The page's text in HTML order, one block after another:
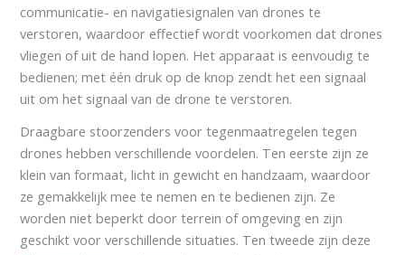
communicatie- en navigatiesignalen van drones te
verstoren, waardoor effectief wordt voorkomen dat drones
vliegen of uit de hand lopen. Het apparaat is eenvoudig te
bedienen; met één druk op de knop zendt het een signaal
uit om het signaal van de drone te verstoren.
Draagbare stoorzenders voor tegenmaatregelen tegen
drones hebben verschillende voordelen. Ten eerste zijn ze
klein van formaat, licht in gewicht en handzaam, waardoor
ze gemakkelijk mee te nemen en te bedienen zijn. Ze
worden niet beperkt door terrein of omgeving en zijn
geschikt voor verschillende situaties. Ten tweede zijn deze